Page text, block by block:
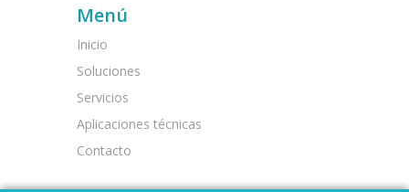
Menú
Inicio
Soluciones
Servicios
Aplicaciones técnicas
Contacto